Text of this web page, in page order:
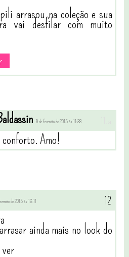
arrasou na coleção e sua
vai desfilar com muito
9 de fevereiro de 2015 às 11:38
conforto. Amo!
de 2015 às 16:11
ainda mais no look do